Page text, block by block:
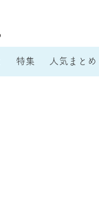
特集 人気まとめ